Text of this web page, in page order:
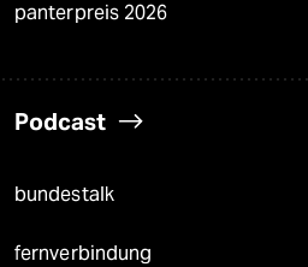
panterpreis 2026
Podcast
bundestalk
fernverbindung